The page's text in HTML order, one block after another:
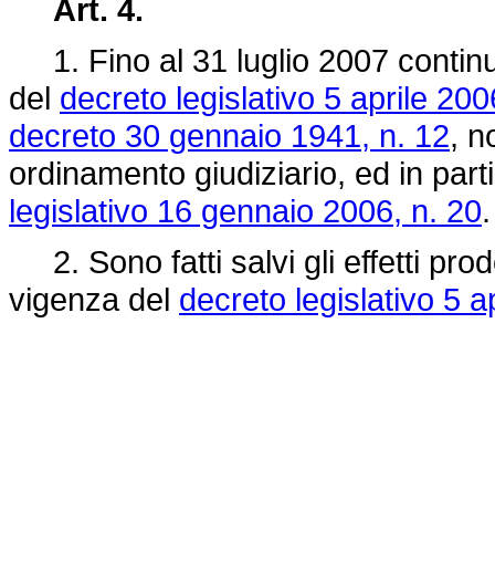
Art. 4.
1. Fino al 31 luglio 2007
del decreto legislativo 5 aprile
decreto 30 gennaio 1941, n. 12,
ordinamento giudiziario, ed in
legislativo 16 gennaio 2006, n. 20.
2. Sono fatti salvi gli effetti
vigenza del decreto legislativo 5